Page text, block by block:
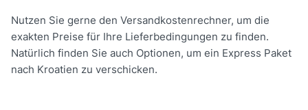
Nutzen Sie gerne den Versandkostenrechner, um die
exakten Preise für Ihre Lieferbedingungen zu finden.
Natürlich finden Sie auch Optionen, um ein Express Paket
nach Kroatien zu verschicken.